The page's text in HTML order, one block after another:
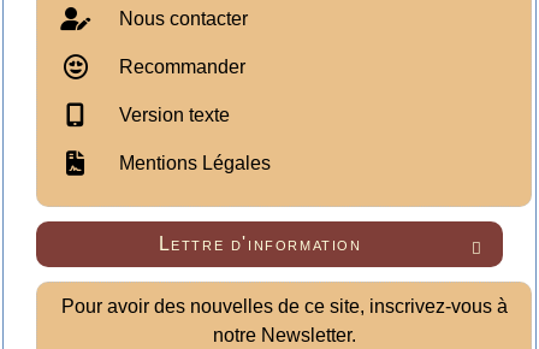
Nous contacter
Recommander
Version texte
Mentions Légales

Lettre d'information
Pour avoir des nouvelles de ce site, inscrivez-vous à
notre Newsletter.